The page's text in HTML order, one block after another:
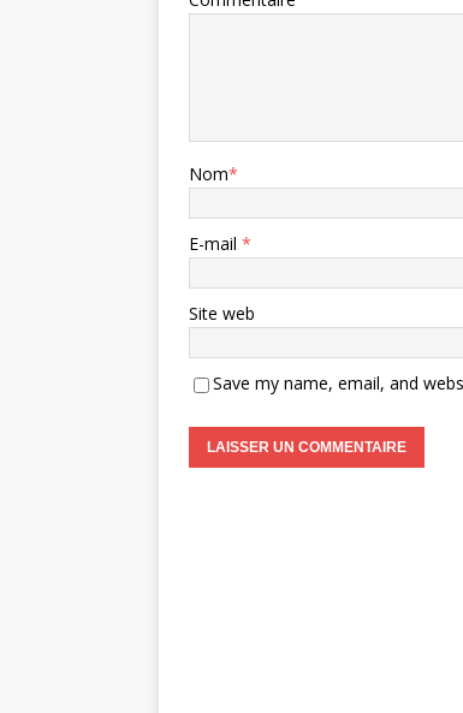
Nom*
E-mail *
Site web
Save my name, email, and